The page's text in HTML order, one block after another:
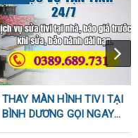
THAY MÀN HÌNH TIVI TẠI
BÌNH DƯƠNG GỌI NGAY